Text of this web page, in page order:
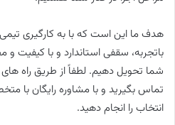
هدف ما این است که با به کارگیری
باتجربه، سقفی استاندارد و با کیفیت و
شما تحویل دهیم. لطفاً از طریق راه
تماس بگیرید و با مشاوره رایگان با
انتخاب را انجام دهید.